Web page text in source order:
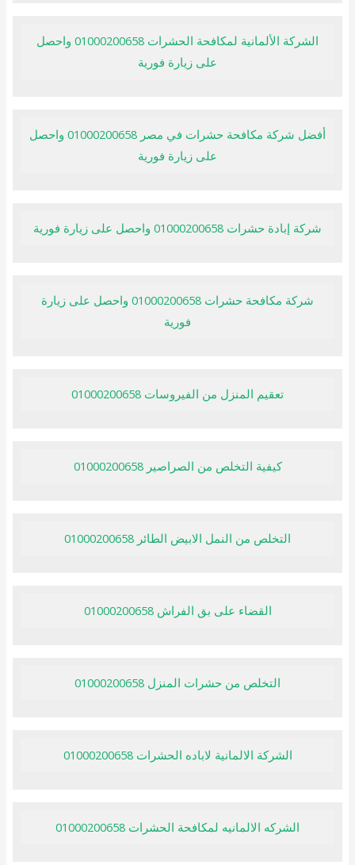
الشركة الألمانية لمكافحة الحشرات 01000200658 واحصل
على زيارة فورية
أفضل شركة مكافحة حشرات في مصر 01000200658 واحصل
على زيارة فورية
شركة إبادة حشرات 01000200658 واحصل على زيارة فورية
شركة مكافحة حشرات 01000200658 واحصل على زيارة
فورية
تعقيم المنزل من الفيروسات 01000200658
كيفية التخلص من الصراصير 01000200658
التخلص من النمل الابيض الطائر 01000200658
القضاء على بق الفراش 01000200658
التخلص من حشرات المنزل 01000200658
الشركة الالمانية لاباده الحشرات 01000200658
الشركه الالمانيه لمكافحة الحشرات 01000200658